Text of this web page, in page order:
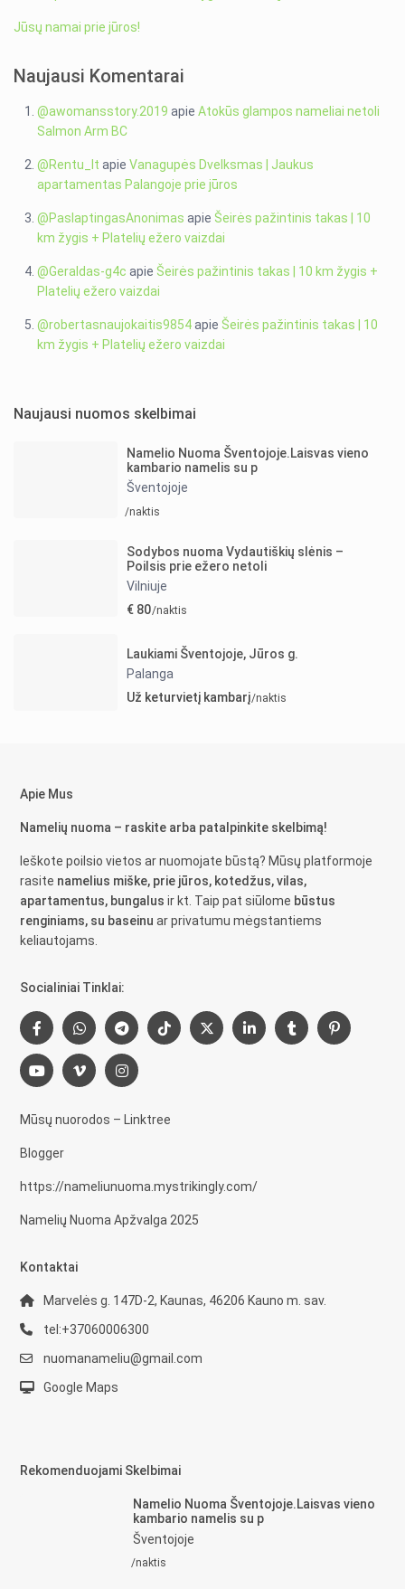
Jūsų namai prie jūros!
Naujausi Komentarai
@awomansstory.2019 apieAtokūs glampos nameliai netoli
Salmon Arm BC
@Rentu_lt apieVanagupės Dvelksmas | Jaukus
apartamentas Palangoje prie jūros
@PaslaptingasAnonimas apie Šeirės pažintinis takas | 10
km žygis + Platelių ežero vaizdai
@Geraldas-g4c apie Šeirės pažintinis takas | 10 km žygis +
Platelių ežero vaizdai
@robertasnaujokaitis9854apie Šeirės pažintinis takas | 10
km žygis + Platelių ežero vaizdai
Naujausi nuomos skelbimai
Namelio Nuoma Šventojoje.Laisvas vieno
kambario namelis su p
Šventojoje
/naktis
Sodybos nuoma Vydautiškių slėnis –
Poilsis prie ežero netoli
Vilniuje
€ 80/naktis
Laukiami Šventojoje, Jūros g.
Palanga
Už keturvietį kambarį/naktis
Apie Mus
Namelių nuoma – raskite arba patalpinkite skelbimą!
Ieškote poilsio vietos ar nuomojate būstą? Mūsų platformoje
rasite namelius miške, prie jūros, kotedžus, vilas,
apartamentus, bungalus ir kt. Taip pat siūlome būstus
renginiams, su baseinu ar privatumu mėgstantiems
keliautojams.
Socialiniai Tinklai:
Mūsų nuorodos – Linktree
Blogger
https://nameliunuoma.mystrikingly.com/
Namelių Nuoma Apžvalga 2025
Kontaktai
Marvelės g. 147D-2, Kaunas, 46206 Kauno m. sav.
tel:+37060006300
nuomanameliu@gmail.com
Google Maps
Rekomenduojami Skelbimai
Namelio Nuoma Šventojoje.Laisvas vieno
kambario namelis su p
Šventojoje
/naktis